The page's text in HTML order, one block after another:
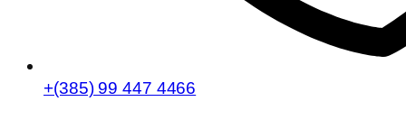
+(385) 99 447 4466